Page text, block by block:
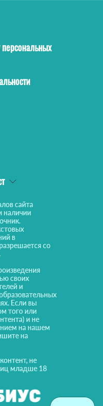
сайта
наличии
в
со
своих
и
Если вы
того или
и не
на нашем
на
не
младше 18